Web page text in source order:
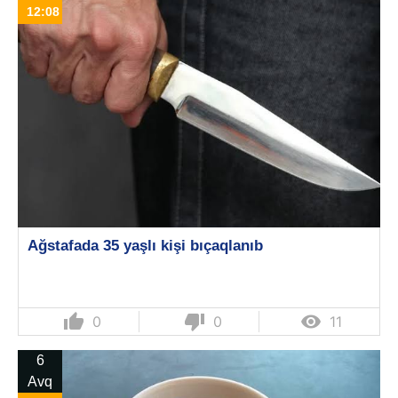
12:08
Ağstafada 35 yaşlı kişi bıçaqlanıb
thumb_up 0 thumb_down 0  11
6
Avq